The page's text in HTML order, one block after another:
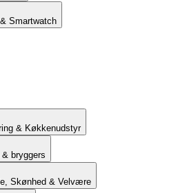
Smartwatch
& Køkkenudstyr
bryggers
Skønhed & Velvære